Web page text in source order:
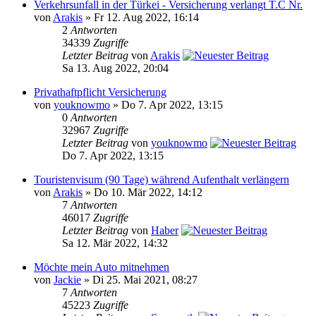
Verkehrsunfall in der Türkei - Versicherung verlangt T.C Nr.
von Arakis » Fr 12. Aug 2022, 16:14
2 Antworten
34339 Zugriffe
Letzter Beitrag von Arakis
Sa 13. Aug 2022, 20:04
Privathaftpflicht Versicherung
von youknowmo » Do 7. Apr 2022, 13:15
0 Antworten
32967 Zugriffe
Letzter Beitrag von youknowmo
Do 7. Apr 2022, 13:15
Touristenvisum (90 Tage) während Aufenthalt verlängern
von Arakis » Do 10. Mär 2022, 14:12
7 Antworten
46017 Zugriffe
Letzter Beitrag von Haber
Sa 12. Mär 2022, 14:32
Möchte mein Auto mitnehmen
von Jackie » Di 25. Mai 2021, 08:27
7 Antworten
45223 Zugriffe